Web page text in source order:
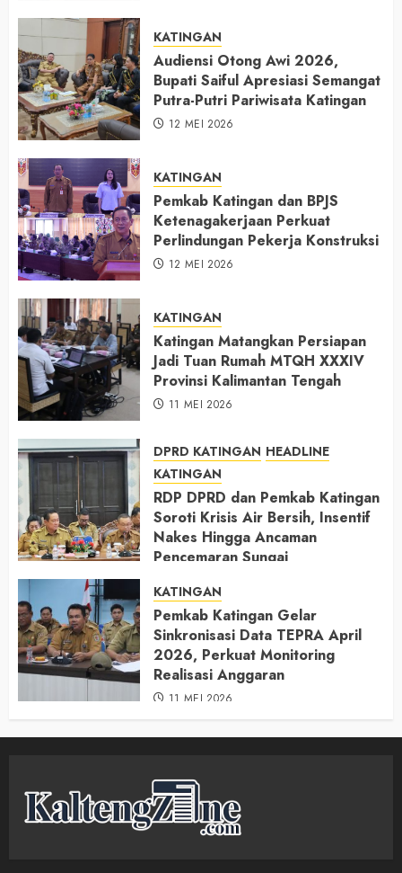
KATINGAN
Audiensi Otong Awi 2026,
Bupati Saiful Apresiasi Semangat
Putra-Putri Pariwisata Katingan
12 MEI 2026
KATINGAN
Pemkab Katingan dan BPJS
Ketenagakerjaan Perkuat
Perlindungan Pekerja Konstruksi
12 MEI 2026
KATINGAN
Katingan Matangkan Persiapan
Jadi Tuan Rumah MTQH XXXIV
Provinsi Kalimantan Tengah
11 MEI 2026
DPRD KATINGAN HEADLINE
KATINGAN
RDP DPRD dan Pemkab Katingan
Soroti Krisis Air Bersih, Insentif
Nakes Hingga Ancaman
Pencemaran Sungai
KATINGAN
Pemkab Katingan Gelar
Sinkronisasi Data TEPRA April
2026, Perkuat Monitoring
Realisasi Anggaran
11 MEI 2026